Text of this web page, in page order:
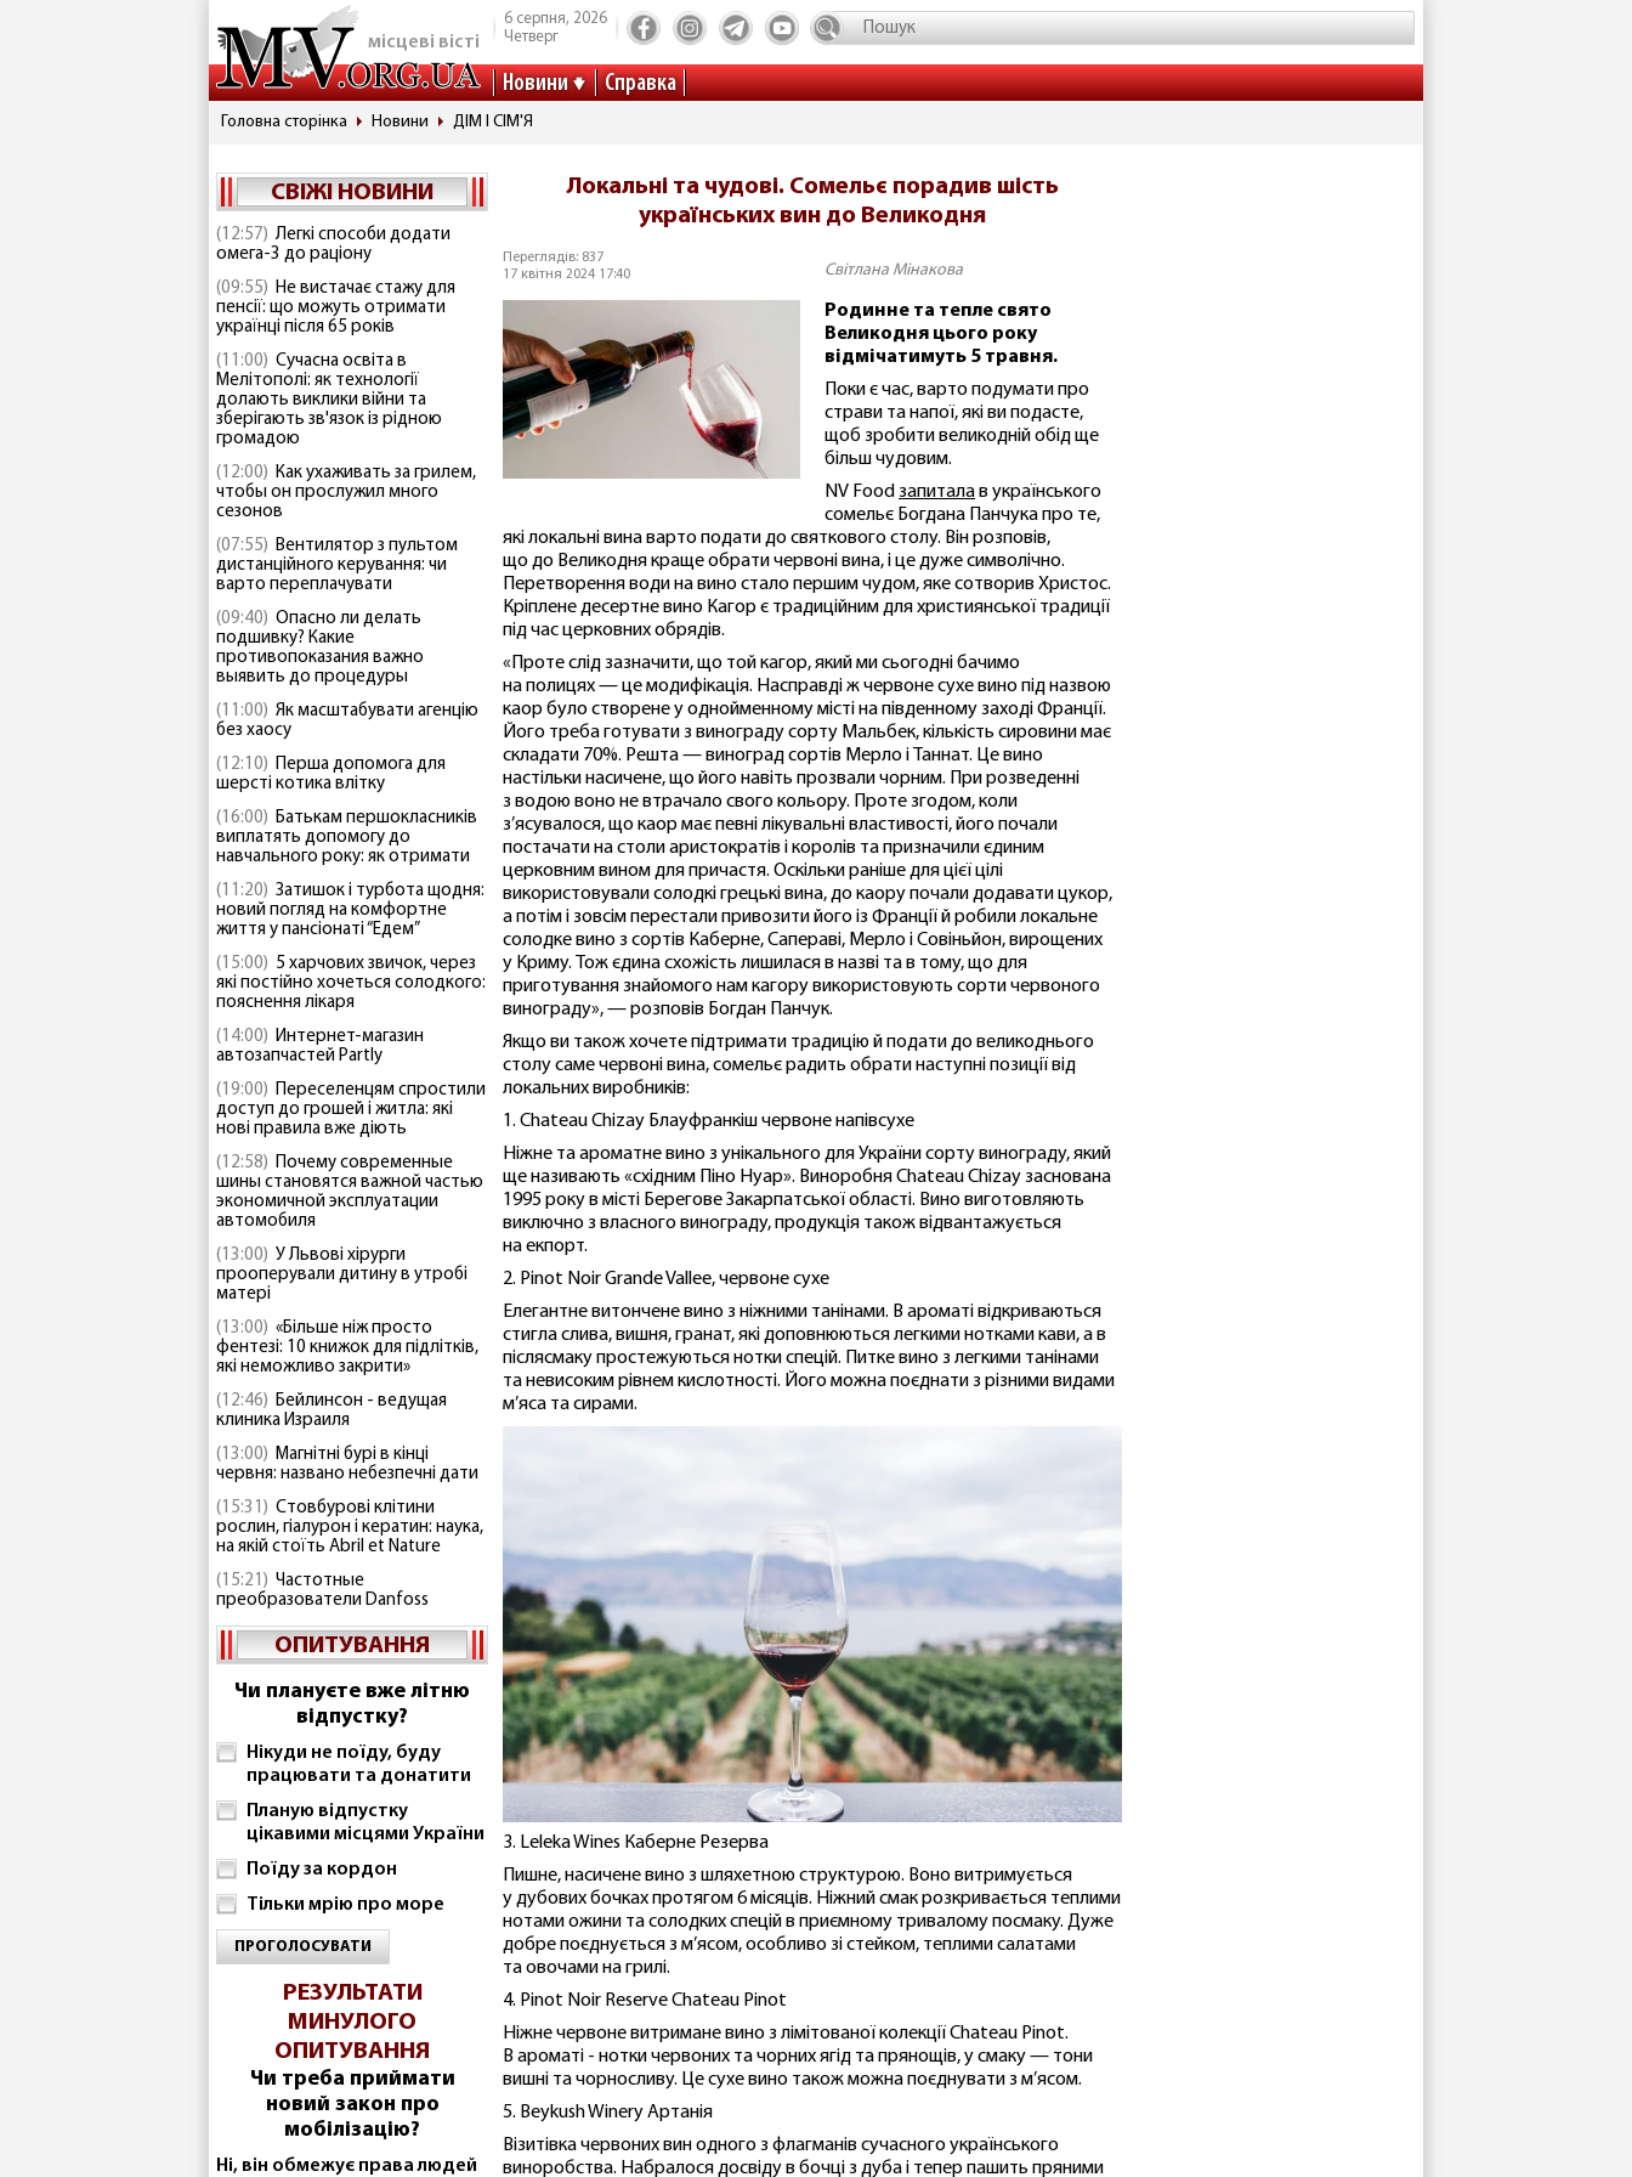
місцеві вісті
6 серпня, 2026
Четверг
Новини Справка
Головна сторінка Новини ДІМ І СІМ'Я
СВІЖІ НОВИНИ
(12:57) Легкі способи додати
омега-3 до раціону
(09:55) Не вистачає стажу для
пенсії: що можуть отримати
українці після 65 років
(11:00) Сучасна освіта в
Мелітополі: як технології
долають виклики війни та
зберігають зв'язок із рідною
громадою
(12:00) Как ухаживать за грилем,
чтобы он прослужил много
сезонов
(07:55) Вентилятор з пультом
дистанційного керування: чи
варто переплачувати
(09:40) Опасно ли делать
подшивку? Какие
противопоказания важно
выявить до процедуры
(11:00) Як масштабувати агенцію
без хаосу
(12:10) Перша допомога для
шерсті котика влітку
(16:00) Батькам першокласників
виплатять допомогу до
навчального року: як отримати
(11:20) Затишок і турбота щодня:
новий погляд на комфортне
життя у пансіонаті “Едем”
(15:00) 5 харчових звичок, через
які постійно хочеться солодкого:
пояснення лікаря
(14:00) Интернет-магазин
автозапчастей Partly
(19:00) Переселенцям спростили
доступ до грошей і житла: які
нові правила вже діють
(12:58) Почему современные
шины становятся важной частью
экономичной эксплуатации
автомобиля
(13:00) У Львові хірурги
прооперували дитину в утробі
матері
(13:00) «Більше ніж просто
фентезі: 10 книжок для підлітків,
які неможливо закрити»
(12:46) Бейлинсон - ведущая
клиника Израиля
(13:00) Магнітні бурі в кінці
червня: названо небезпечні дати
(15:31) Стовбурові клітини
рослин, гіалурон і кератин: наука,
на якій стоїть Abril et Nature
(15:21) Частотные
преобразователи Danfoss
ОПИТУВАННЯ
Чи плануєте вже літню
відпустку?
Нікуди не поїду, буду
працювати та донатити
Планую відпустку
цікавими місцями України
Поїду за кордон
Тільки мрію про море
ПРОГОЛОСУВАТИ
РЕЗУЛЬТАТИ
МИНУЛОГО
ОПИТУВАННЯ
Чи треба приймати
новий закон про
мобілізацію?
Ні, він обмежує права людей
Локальні та чудові. Сомельє порадив шість
українських вин до Великодня
Переглядів: 837
17 квітня 2024 17:40
Світлана Мінакова
Родинне та тепле свято
Великодня цього року
відмічатимуть 5 травня.
Поки є час, варто подумати про
страви та напої, які ви подасте,
щоб зробити великодній обід ще
більш чудовим.
NV Food запиталав українського
сомельє Богдана Панчука про те,
які локальні вина варто подати до святкового столу. Він розповів,
що до Великодня краще обрати червоні вина, і це дуже символічно.
Перетворення води на вино стало першим чудом, яке сотворив Христос.
Кріплене десертне вино Кагор є традиційним для християнської традиції
під час церковних обрядів.
«Проте слід зазначити, що той кагор, який ми сьогодні бачимо
на полицях — це модифікація. Насправді ж червоне сухе вино під назвою
каор було створене у однойменному місті на південному заході Франції.
Його треба готувати з винограду сорту Мальбек, кількість сировини має
складати 70%. Решта — виноград сортів Мерло і Таннат. Це вино
настільки насичене, що його навіть прозвали чорним. При розведенні
з водою воно не втрачало свого кольору. Проте згодом, коли
з’ясувалося, що каор має певні лікувальні властивості, його почали
постачати на столи аристократів і королів та призначили єдиним
церковним вином для причастя. Оскільки раніше для цієї цілі
використовували солодкі грецькі вина, до каору почали додавати цукор,
а потім і зовсім перестали привозити його із Франції й робили локальне
солодке вино з сортів Каберне, Сапераві, Мерло і Совіньйон, вирощених
у Криму. Тож єдина схожість лишилася в назві та в тому, що для
приготування знайомого нам кагору використовують сорти червоного
винограду», — розповів Богдан Панчук.
Якщо ви також хочете підтримати традицію й подати до великоднього
столу саме червоні вина, сомельє радить обрати наступні позиції від
локальних виробників:
1. Chateau Chizay Блауфранкіш червоне напівсухе
Ніжне та ароматне вино з унікального для України сорту винограду, який
ще називають «східним Піно Нуар». Виноробня Chateau Chizay заснована
1995 року в місті Берегове Закарпатської області. Вино виготовляють
виключно з власного винограду, продукція також відвантажується
на екпорт.
2. Pinot Noir Grande Vallee, червоне сухе
Елегантне витончене вино з ніжними танінами. В ароматі відкриваються
стигла слива, вишня, гранат, які доповнюються легкими нотками кави, а в
післясмаку простежуються нотки спецій. Питке вино з легкими танінами
та невисоким рівнем кислотності. Його можна поєднати з різними видами
м’яса та сирами.
3. Leleka Wines Каберне Резерва
Пишне, насичене вино з шляхетною структурою. Воно витримується
у дубових бочках протягом 6 місяців. Ніжний смак розкривається теплими
нотами ожини та солодких спецій в приємному тривалому посмаку. Дуже
добре поєднується з м’ясом, особливо зі стейком, теплими салатами
та овочами на грилі.
4. Pinot Noir Reserve Chateau Pinot
Ніжне червоне витримане вино з лімітованої колекції Chateau Pinot.
В ароматі - нотки червоних та чорних ягід та прянощів, у смаку — тони
вишні та чорносливу. Це сухе вино також можна поєднувати з м’ясом.
5. Beykush Winery Артанія
Візитівка червоних вин одного з флагманів сучасного українського
виноробства. Набралося досвіду в бочці з дуба і тепер пашить пряними